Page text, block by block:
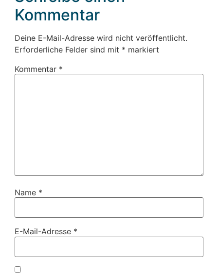
Kommentar
Deine E-Mail-Adresse wird nicht veröffentlicht.
Erforderliche Felder sind mit * markiert
Kommentar *
Name *
E-Mail-Adresse *